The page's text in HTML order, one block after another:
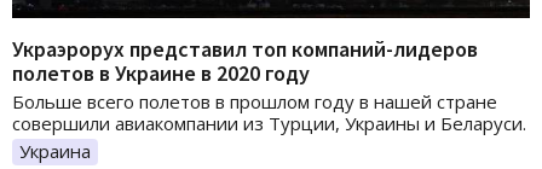
Украэрорух представил топ компаний-лидеров
полетов в Украине в 2020 году
Больше всего полетов в прошлом году в нашей стране
совершили авиакомпании из Турции, Украины и Беларуси.
Украина